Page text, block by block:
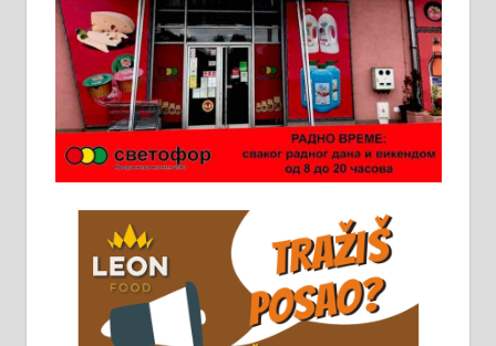
Ало таксију потребан возач са Б
категоријом. 064/02-85-511
Потребна два радника за рад на
стоваришту „Липа промет” у
информација доћи лично на
стовариште у улици Максима
Горког 26 сваког радног дана од
8 до 15 часова. 063/465-045